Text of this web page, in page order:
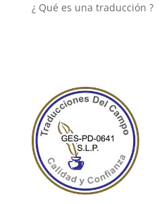
¿ Qué es una traducción ?